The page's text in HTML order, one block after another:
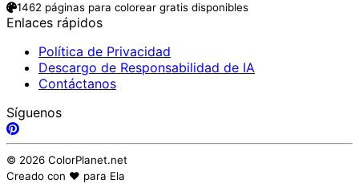
1462 páginas para colorear gratis disponibles
Enlaces rápidos
Política de Privacidad
Descargo de Responsabilidad de IA
Contáctanos
Síguenos
© 2026 ColorPlanet.net
Creado con ❤️ para Ela